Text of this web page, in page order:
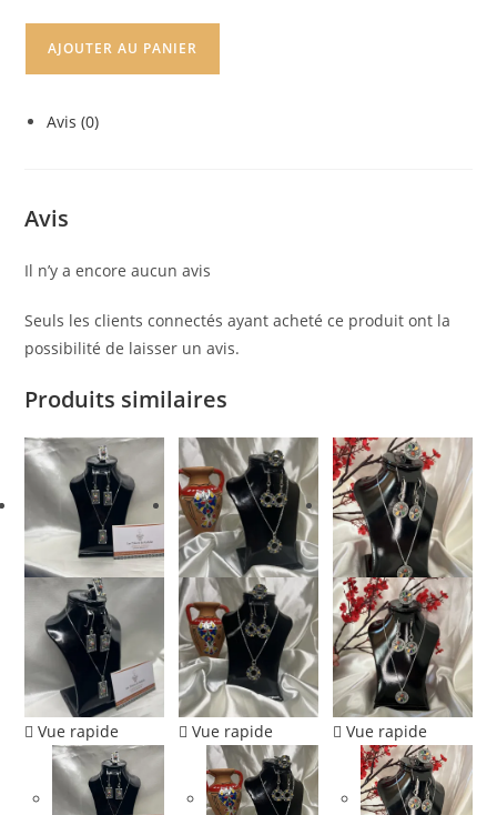
AJOUTER AU PANIER
Avis (0)
Avis
Il n’y a encore aucun avis
Seuls les clients connectés ayant acheté ce produit ont la
possibilité de laisser un avis.
Produits similaires
Vue rapide Vue rapide Vue rapide